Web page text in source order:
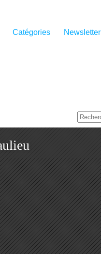
Catégories Newsletter